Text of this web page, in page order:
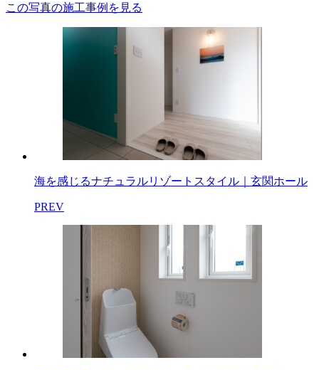
この写真の施工事例を見る
海を感じるナチュラルリゾートスタイル｜玄関ホール
PREV